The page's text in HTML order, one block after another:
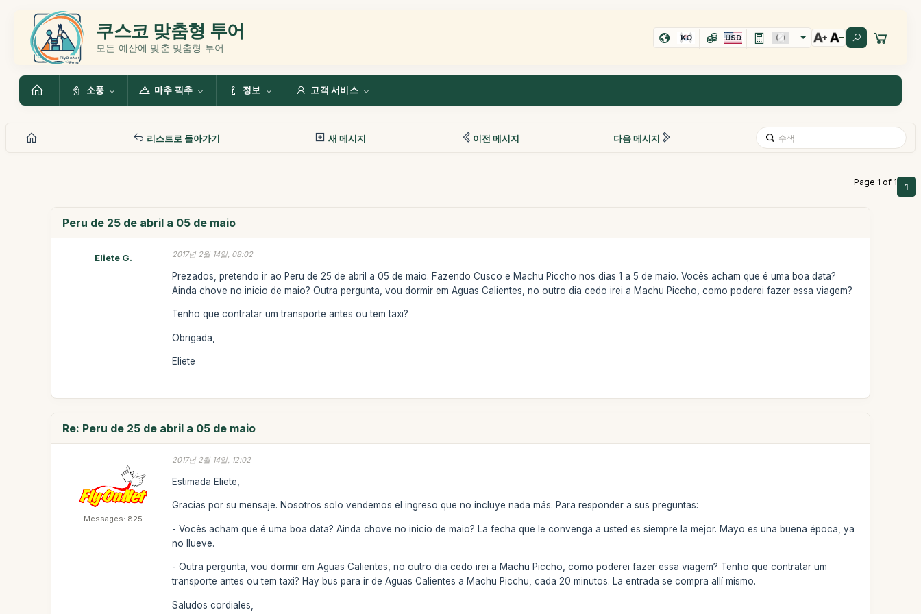
쿠스코 맞춤형 투어
모든 예산에 맞춘 맞춤형 투어
KO USD
소풍 마추 픽추 정보 고객 서비스
리스트로 돌아가기 새 메시지 이전 메시지 다음 메시지
Page 1 of 1 1
Peru de 25 de abril a 05 de maio
Eliete G. 2017년 2월 14일, 08:02
Prezados, pretendo ir ao Peru de 25 de abril a 05 de maio. Fazendo Cusco e Machu Piccho nos dias 1 a 5 de maio. Vocês acham que é uma boa data?
Ainda chove no inicio de maio? Outra pergunta, vou dormir em Aguas Calientes, no outro dia cedo irei a Machu Piccho, como poderei fazer essa viagem?
Tenho que contratar um transporte antes ou tem taxi?
Obrigada,
Eliete
Re: Peru de 25 de abril a 05 de maio
Messages: 825
2017년 2월 14일, 12:02
Estimada Eliete,
Gracias por su mensaje. Nosotros solo vendemos el ingreso que no incluye nada más. Para responder a sus preguntas:
- Vocês acham que é uma boa data? Ainda chove no inicio de maio? La fecha que le convenga a usted es siempre la mejor. Mayo es una buena época, ya
no llueve.
- Outra pergunta, vou dormir em Aguas Calientes, no outro dia cedo irei a Machu Piccho, como poderei fazer essa viagem? Tenho que contratar um
transporte antes ou tem taxi? Hay bus para ir de Aguas Calientes a Machu Picchu, cada 20 minutos. La entrada se compra allí mismo.
Saludos cordiales,